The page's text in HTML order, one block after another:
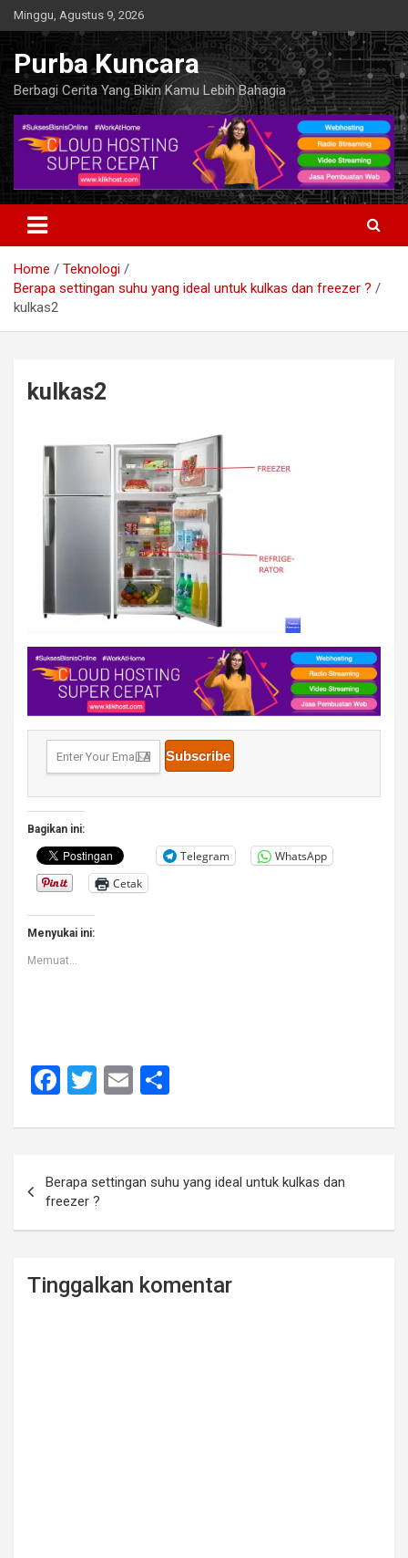
Skip
to
content
Minggu, Agustus 9, 2026
Purba Kuncara
Berbagi Cerita Yang Bikin Kamu Lebih Bahagia
Home
Teknologi
Berapa settingan suhu yang ideal untuk kulkas dan freezer ?
kulkas2
kulkas2
Bagikan ini:
Telegram
WhatsApp
Cetak
Menyukai ini:
Memuat...
F
ce
o
o
T
tt
er
E
ail ar
pos
Berapa settingan suhu yang ideal untuk kulkas dan
freezer ?
Tinggalkan komentar